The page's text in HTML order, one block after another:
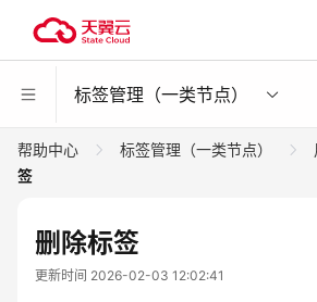
标签管理（一类节点）
帮助中心 标签管理（一类节点）
签
删除标签
更新时间 2026-02-03 12:02:41